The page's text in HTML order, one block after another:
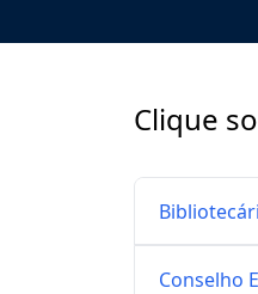
Clique
Conselho